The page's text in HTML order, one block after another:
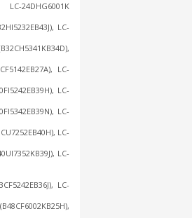
24DHG6001K
LC-
LC-
LC-
LC-
LC-
LC-
LC-